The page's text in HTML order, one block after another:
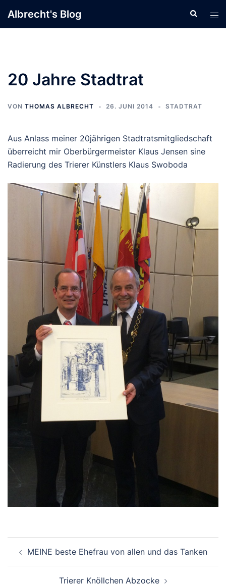
Inhalt
Albrecht's Blog Suche
20 Jahre Stadtrat
VON THOMAS ALBRECHT 26. JUNI 2014 STADTRAT
Aus Anlass meiner 20jährigen Stadtratsmitgliedschaft
überreicht mir Oberbürgermeister Klaus Jensen sine
Radierung des Trierer Künstlers Klaus Swoboda
MEINE beste Ehefrau von allen und das Tanken
Trierer Knöllchen Abzocke